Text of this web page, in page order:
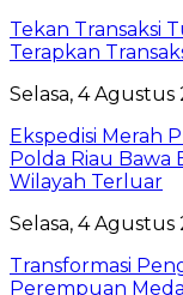
Tekan Transaksi
Terapkan
Selasa, 4
Ekspedisi Merah
Polda Riau
Wilayah Terluar
Selasa, 4 Agustus
Transformasi
Perempuan